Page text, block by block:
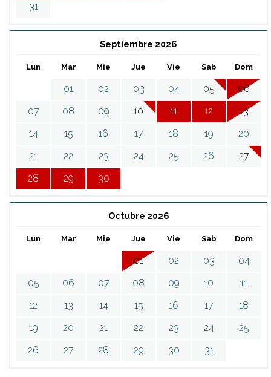
31
Septiembre 2026
Lun Mar Mie Jue Vie Sab Dom
01 02 03 04 05
06
07
08 09 10 11 12
13
14
15 16 17 18 19
20
21
22 23 24 25 26
27
28
29 30
Octubre 2026
Lun Mar Mie Jue Vie Sab Dom
01 02 03
04
05
06 07 08 09 10
11
12
13 14 15 16 17
18
19
20 21 22 23 24
25
26
27 28 29 30 31